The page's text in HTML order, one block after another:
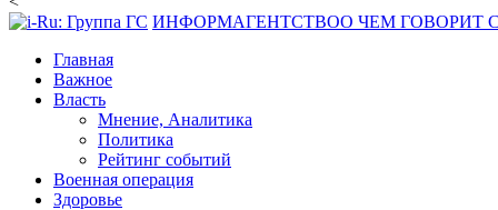
ИНФОРМАГЕНТСТВОО ЧЕМ ГОВОРИТ
Главная
Важное
Власть
Мнение, Аналитика
Политика
Рейтинг событий
Военная операция
Здоровье